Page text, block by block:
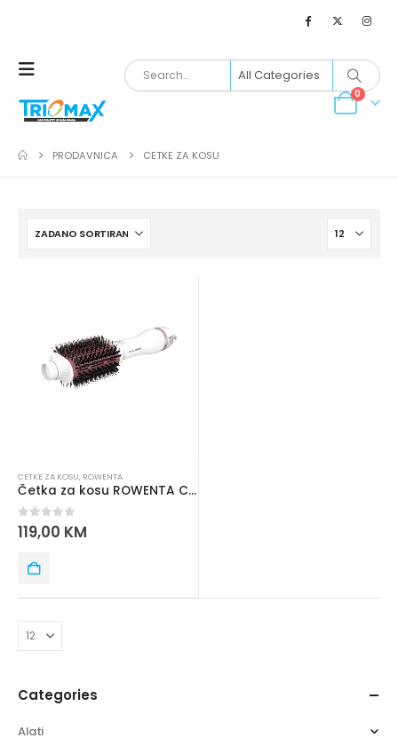
0
PRODAVNICA CETKE ZA KOSU
CETKE ZA KOSU, ROWENTA
Četka za kosu ROWENTA CF6135F0
0out of 5
119,00 KM
Categories
Alati